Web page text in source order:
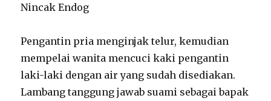
Nincak Endog
Pengantin pria menginjak telur, kemudian
mempelai wanita mencuci kaki pengantin
laki-laki dengan air yang sudah disediakan.
Lambang tanggung jawab suami sebagai bapak